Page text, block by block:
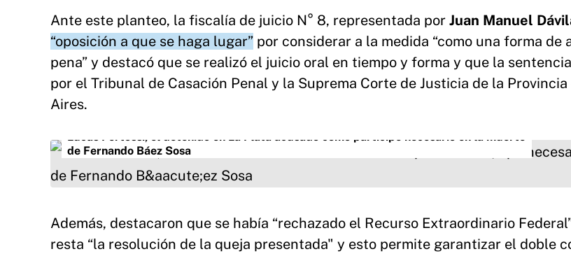
Ante este planteo, la fiscalía de juicio N° 8, representada por Juan Manuel
“oposición a que se haga lugar” por considerar a la medida “como una forma de
pena” y destacó que se realizó el juicio oral en tiempo y forma y que la
por el Tribunal de Casación Penal y la Suprema Corte de Justicia de la Provincia
Aires.
Lucas Pertossi, el detenido en La Plata acusado como partícipe necesario en la muerte
de Fernando Báez Sosa
Además, destacaron que se había “rechazado el Recurso Extraordinario
resta “la resolución de la queja presentada" y esto permite garantizar el doble